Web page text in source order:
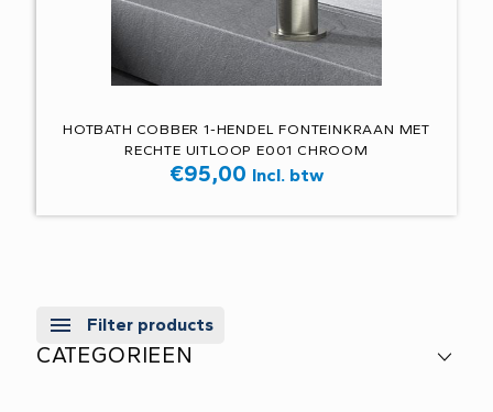
HOTBATH COBBER 1-HENDEL FONTEINKRAAN MET
RECHTE UITLOOP E001 CHROOM
€95,00 Incl. btw
Filter products
CATEGORIEEN